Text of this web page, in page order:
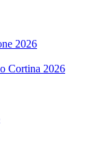
2026
Cortina 2026